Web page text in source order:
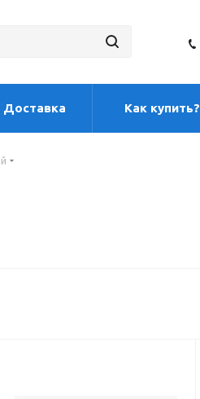
Доставка Как купить?